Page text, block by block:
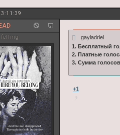
felling
gayladriel
1. Бесплатный
2. Платные
3. Сумма
+1